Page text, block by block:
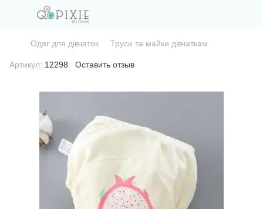
Одяг для дівчаток Труси та майки дівчаткам
Артикул: 12298 Оставить отзыв